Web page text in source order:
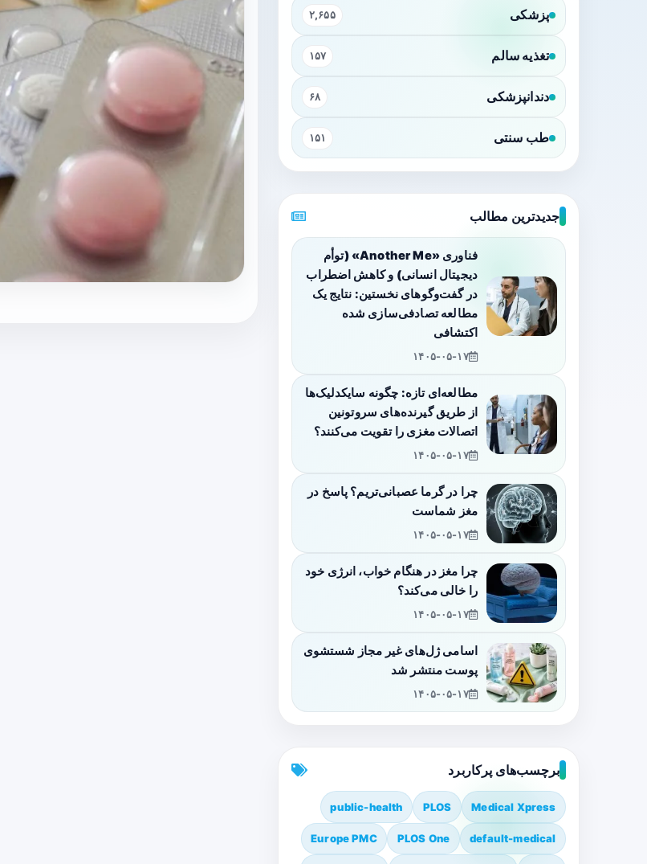
پزشکی ۲,۶۵۵
تغذیه سالم ۱۵۷
دندانپزشکی ۶۸
طب سنتی ۱۵۱
جدیدترین مطالب
فناوری «Another Me» (توأم
دیجیتال انسانی) و کاهش اضطراب
در گفت‌وگوهای نخستین: نتایج یک
مطالعه تصادفی‌سازی شده
اکتشافی
۱۴۰۵-۰۵-۱۷
مطالعه‌ای تازه: چگونه سایکدلیک‌ها
از طریق گیرنده‌های سروتونین
اتصالات مغزی را تقویت می‌کنند؟
۱۴۰۵-۰۵-۱۷
چرا در گرما عصبانی‌تریم؟ پاسخ در
مغز شماست
۱۴۰۵-۰۵-۱۷
چرا مغز در هنگام خواب، انرژی خود
را خالی می‌کند؟
۱۴۰۵-۰۵-۱۷
اسامی ژل‌های غیر مجاز شستشوی
پوست منتشر شد
۱۴۰۵-۰۵-۱۷
برچسب‌های پرکاربرد
Medical Xpress
PLOS
public-health
default-medical
PLOS One
Europe PMC